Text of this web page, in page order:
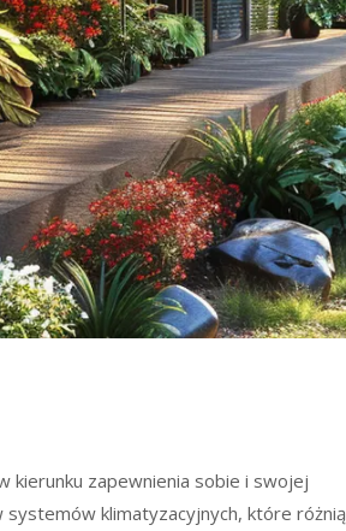
kierunku zapewnienia sobie i swojej
klimatyzacyjnych, które różnią